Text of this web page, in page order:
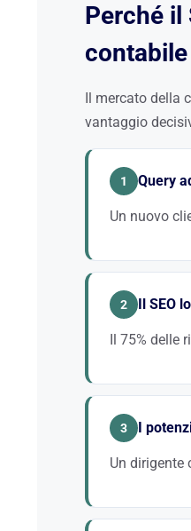
Perché il
contabile
Il mercato della
vantaggio
1 Query
Un nuovo
A differenza
2
Il SEO
Il 75% delle
«
strategico.
3 I
Un dirigente
Il tuo sito